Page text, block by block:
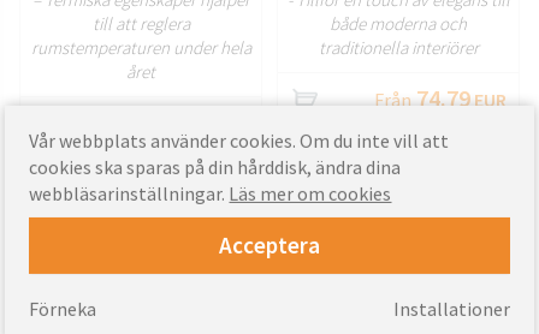
till att reglera
rumstemperaturen under hela
året
både moderna och
traditionella interiörer
Från74.79EUR
Handgjorda
romerska persienner
Voile romerska
persienner efter mått
Vår webbplats använder cookies. Om du inte vill att
cookies ska sparas på din hårddisk, ändra dina
webbläsarinställningar. Läs mer om cookies
Acceptera
Installationer
Förneka